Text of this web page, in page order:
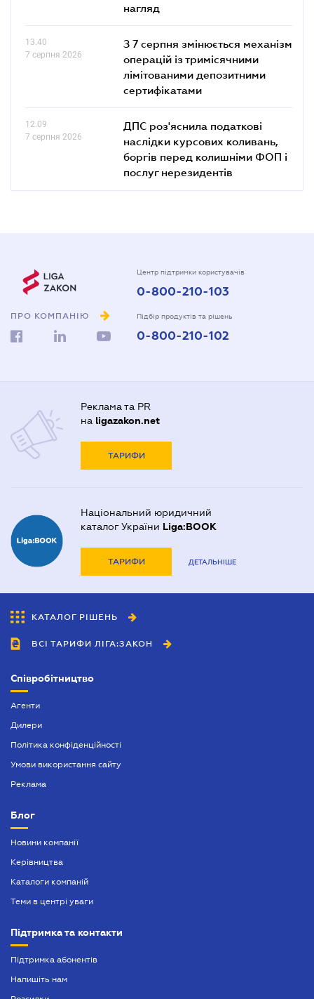
нагляд
13.40
7 серпня 2026
З 7 серпня змінюється механізм
операцій із тримісячними
лімітованими депозитними
сертифікатами
12.09
7 серпня 2026
ДПС роз'яснила податкові
наслідки курсових коливань,
боргів перед колишніми ФОП і
послуг нерезидентів
ПРО КОМПАНІЮ
Центр підтримки користувачів
0-800-210-103
Підбір продуктів та рішень
0-800-210-102
Реклама та PR
на ligazakon.net
ТАРИФИ
Національний юридичний
каталог України Liga:BOOK
ТАРИФИ ДЕТАЛЬНІШЕ
КАТАЛОГ РІШЕНЬ
ВСІ ТАРИФИ ЛІГА:ЗАКОН
Співробітництво
Агенти
Дилери
Політика конфіденційності
Умови використання сайту
Реклама
Блог
Новини компанії
Керівництва
Каталоги компаній
Теми в центрі уваги
Підтримка та контакти
Підтримка абонентів
Напишіть нам